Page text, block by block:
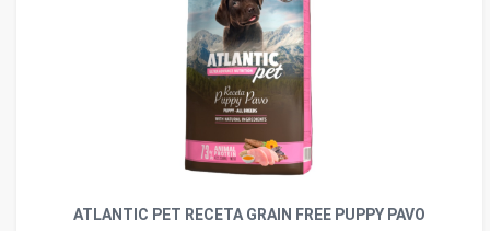
ATLANTIC PET RECETA GRAIN FREE PUPPY PAVO